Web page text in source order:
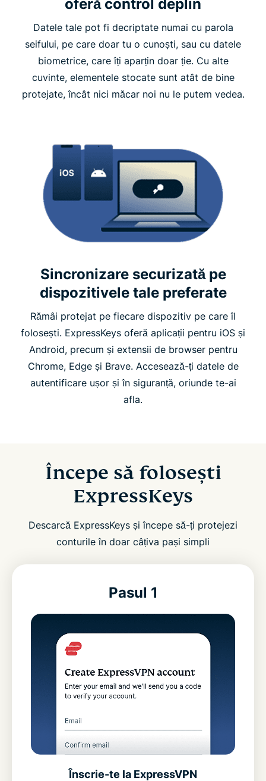
oferă control deplin
Datele tale pot fi decriptate numai cu parola
seifului, pe care doar tu o cunoști, sau cu datele
biometrice, care îți aparțin doar ție. Cu alte
cuvinte, elementele stocate sunt atât de bine
protejate, încât nici măcar noi nu le putem vedea.
Sincronizare securizată pe
dispozitivele tale preferate
Rămâi protejat pe fiecare dispozitiv pe care îl
folosești. ExpressKeys oferă aplicații pentru iOS și
Android, precum și extensii de browser pentru
Chrome, Edge și Brave. Accesează-ți datele de
autentificare ușor și în siguranță, oriunde te-ai
afla.
Începe să folosești
ExpressKeys
Descarcă ExpressKeys și începe să-ți protejezi
conturile în doar câțiva pași simpli
Pasul 1
Înscrie-te la ExpressVPN